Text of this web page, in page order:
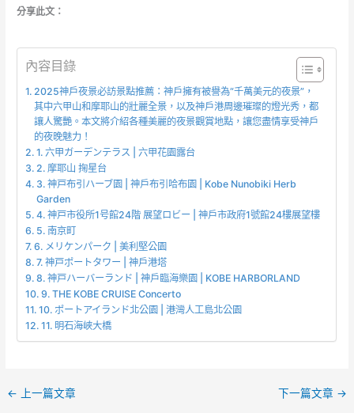
分享此文：
內容目錄
2025神戶夜景必訪景點推薦：神戶擁有被譽為“千萬美元的夜景”，
其中六甲山和摩耶山的壯麗全景，以及神戶港周邊璀璨的燈光秀，都
讓人驚艷。本文將介紹各種美麗的夜景觀賞地點，讓您盡情享受神戶
的夜晚魅力！
1. 六甲ガーデンテラス | 六甲花園露台
2. 摩耶山 掬星台
3. 神戸布引ハーブ園 | 神戶布引哈布園 | Kobe Nunobiki Herb
Garden
4. 神戸市役所1号館24階 展望ロビー | 神戶市政府1號館24樓展望樓
5. 南京町
6. メリケンパーク | 美利堅公園
7. 神戸ポートタワー | 神戶港塔
8. 神戸ハーバーランド | 神戶臨海樂園 | KOBE HARBORLAND
9. THE KOBE CRUISE Concerto
10. ポートアイランド北公園 | 港灣人工島北公園
11. 明石海峽大橋
← 上一篇文章 下一篇文章 →